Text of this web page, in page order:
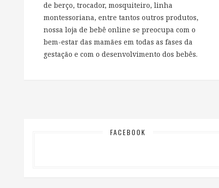
de berço, trocador, mosquiteiro, linha
montessoriana, entre tantos outros produtos,
nossa loja de bebê online se preocupa com o
bem-estar das mamães em todas as fases da
gestação e com o desenvolvimento dos bebês.
FACEBOOK